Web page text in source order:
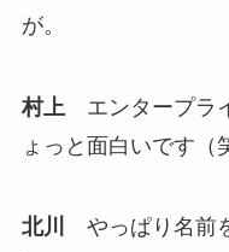
が。
村上 エンタープラ
ょっと面白いです（
北川
やっぱり名前